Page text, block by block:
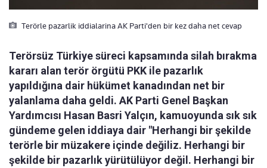
Terörle pazarlik iddialarina AK Parti'den bir kez daha net cevap
Terörsüz Türkiye süreci kapsamında silah bırakma
kararı alan terör örgütü PKK ile pazarlık
yapıldığına dair hükümet kanadından net bir
yalanlama daha geldi. AK Parti Genel Başkan
Yardımcısı Hasan Basri Yalçın, kamuoyunda sık sık
gündeme gelen iddiaya dair "Herhangi bir şekilde
terörle bir müzakere içinde değiliz. Herhangi bir
şekilde bir pazarlık yürütülüyor değil. Herhangi bir